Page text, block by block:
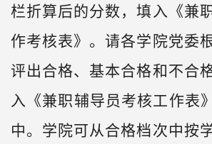
栏折算后的分数，填入《兼
作考核表》。请各学院党委
评出合格、基本合格和不合
入《兼职辅导员考核工作表
中。学院可从合格档次中按